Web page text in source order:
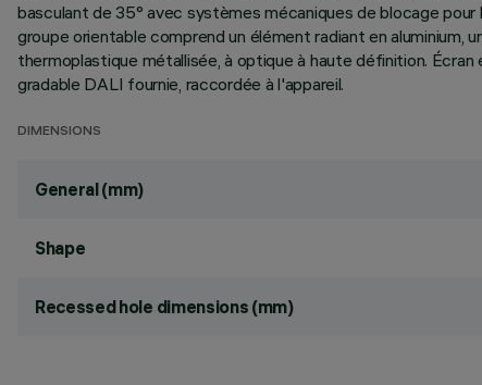
basculant de 35° avec systèmes mécaniques de blocage
groupe orientable comprend un élément radiant en
thermoplastique métallisée, à optique à haute définition.
gradable DALI fournie, raccordée à l'appareil.
DIMENSIONS
General (mm)
Shape
Recessed hole dimensions (mm)